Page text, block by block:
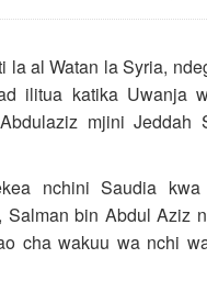
la al Watan la Syria,
ilitua katika Uwanja
mjini Jeddah
nchini Saudia
Salman bin Abdul Aziz
cha wakuu wa nchi